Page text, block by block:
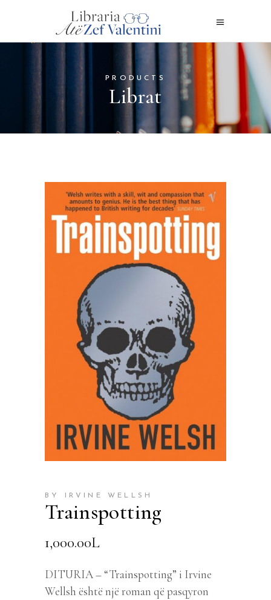
PRODUCTS
Librat
BY IRVINE WELLSH
Trainspotting
1,000.00L
DITURIA – “Trainspotting” i Irvine
Wellsh është një roman që pasqyron